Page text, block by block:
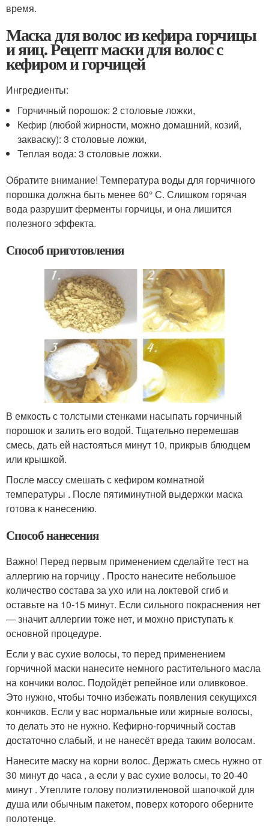
время.
Маска для волос из кефира горчицы
и яиц. Рецепт маски для волос с
кефиром и горчицей
Ингредиенты:
Горчичный порошок: 2 столовые ложки,
Кефир (любой жирности, можно домашний, козий,
закваску): 3 столовые ложки,
Теплая вода: 3 столовые ложки.
Обратите внимание! Температура воды для горчичного
порошка должна быть менее 60° С. Слишком горячая
вода разрушит ферменты горчицы, и она лишится
полезного эффекта.
Способ приготовления
В емкость с толстыми стенками насыпать горчичный
порошок и залить его водой. Тщательно перемешав
смесь, дать ей настояться минут 10, прикрыв блюдцем
или крышкой.
После массу смешать с кефиром комнатной
температуры . После пятиминутной выдержки маска
готова к нанесению.
Способ нанесения
Важно! Перед первым применением сделайте тест на
аллергию на горчицу . Просто нанесите небольшое
количество состава за ухо или на локтевой сгиб и
оставьте на 10-15 минут. Если сильного покраснения нет
— значит аллергии тоже нет, и можно приступать к
основной процедуре.
Если у вас сухие волосы, то перед применением
горчичной маски нанесите немного растительного масла
на кончики волос. Подойдёт репейное или оливковое.
Это нужно, чтобы точно избежать появления секущихся
кончиков. Если у вас нормальные или жирные волосы,
то делать это не нужно. Кефирно-горчичный состав
достаточно слабый, и не нанесёт вреда таким волосам.
Нанесите маску на корни волос. Держать смесь нужно от
30 минут до часа , а если у вас сухие волосы, то 20-40
минут . Утеплите голову полиэтиленовой шапочкой для
душа или обычным пакетом, поверх которого оберните
полотенце.